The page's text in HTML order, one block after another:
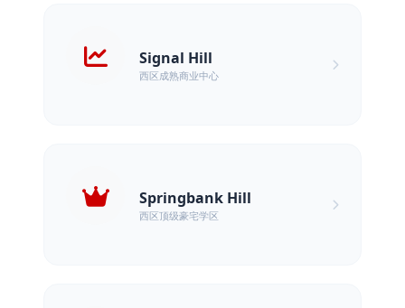
Signal Hill
西区成熟商业中心
Springbank Hill
西区顶级豪宅学区